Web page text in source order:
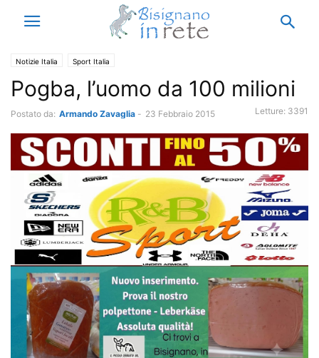
Notizie Italia Sport Italia
Pogba, l’uomo da 100 milioni
Postato da: Armando Zavaglia - 23 Febbraio 2015 Letture: 3391